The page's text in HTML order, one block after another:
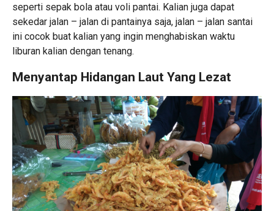
seperti sepak bola atau voli pantai. Kalian juga dapat
sekedar jalan – jalan di pantainya saja, jalan – jalan santai
ini cocok buat kalian yang ingin menghabiskan waktu
liburan kalian dengan tenang.
Menyantap Hidangan Laut Yang Lezat